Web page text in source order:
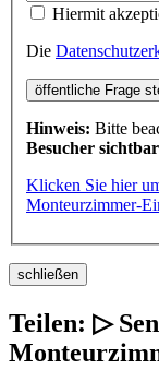
Hiermit
Die
öffentliche Frage
Hinweis: Bitte
Besucher sichtbar
Klicken Sie hier
Monteurzimmer-
schließen
Teilen: ▷